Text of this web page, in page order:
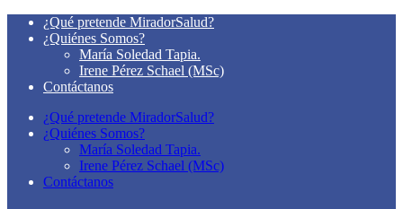
¿Qué pretende MiradorSalud?
¿Quiénes Somos?
María Soledad Tapia.
Irene Pérez Schael (MSc)
Contáctanos
¿Qué pretende MiradorSalud?
¿Quiénes Somos?
María Soledad Tapia.
Irene Pérez Schael (MSc)
Contáctanos